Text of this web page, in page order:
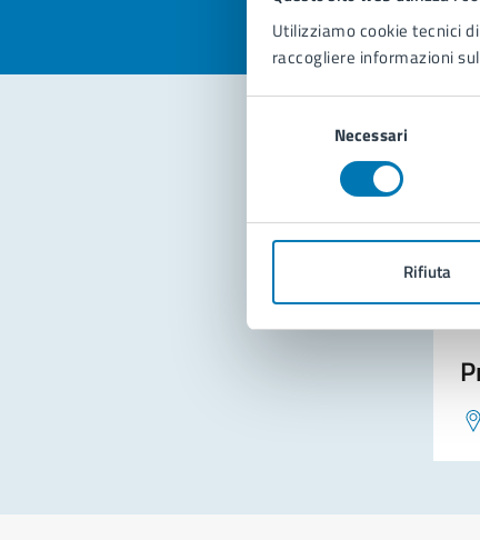
Utilizziamo cookie tecnici
raccogliere informazioni
Necessari
Rifiuta